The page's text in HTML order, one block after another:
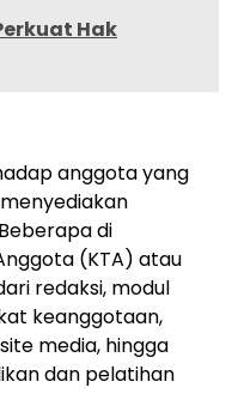
Hak
anggota yang
di
(KTA) atau
redaksi, modul
keanggotaan,
media, hingga
dan pelatihan